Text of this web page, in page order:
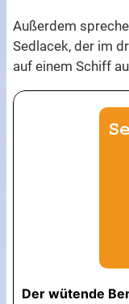
Außerdem
Sedlacek, der im
auf einem Schiff